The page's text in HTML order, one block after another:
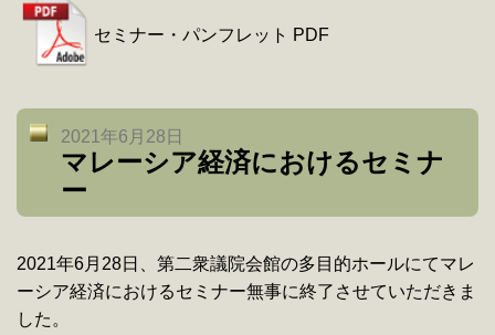
セミナー・パンフレット PDF
2021年6月28日
マレーシア経済におけるセミナ
ー
2021年6月28日、第二衆議院会館の多目的ホールにてマレ
ーシア経済におけるセミナー無事に終了させていただきま
した。